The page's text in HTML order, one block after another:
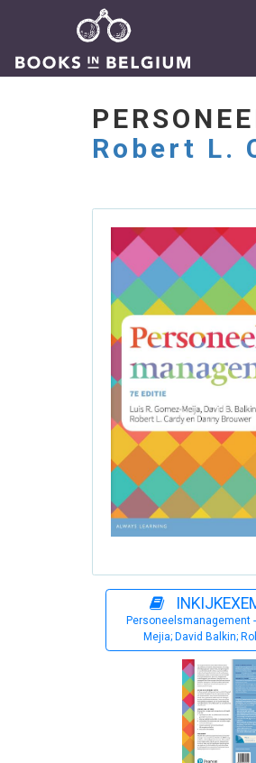
Robert L.
Personeelsmanagement
Mejia; David Balkin;